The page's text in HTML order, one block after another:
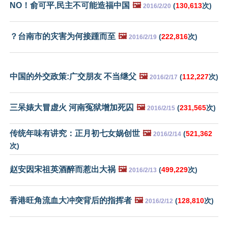
NO！俞可平,民主不可能造福中国 🖼️ 2016/2/20 (130,613次)
？台南市的灾害为何接踵而至 🖼️ 2016/2/19 (222,816次)
中国的外交政策:广交朋友 不当继父 🖼️ 2016/2/17 (112,227次)
三呆婊大冒虚火 河南冤狱增加死囚 🖼️ 2016/2/15 (231,565次)
传统年味有讲究：正月初七女娲创世 🖼️ 2016/2/14 (521,362
次)
赵安因宋祖英酒醉而惹出大祸 🖼️ 2016/2/13 (499,229次)
香港旺角流血大冲突背后的指挥者 🖼️ 2016/2/12 (128,810次)